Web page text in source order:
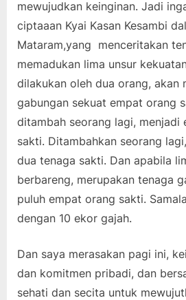
mewujudkan keinginan. Jadi
ciptaaan Kyai Kasan Kesambi
Mataram,yang menceritakan
memadukan lima unsur
dilakukan oleh dua orang, akan
gabungan sekuat empat orang
ditambah seorang lagi, menjadi
sakti. Ditambahkan seorang
dua tenaga sakti. Dan apabila
berbareng, merupakan tenaga
puluh empat orang sakti.
dengan 10 ekor gajah.
Dan saya merasakan pagi ini,
dan komitmen pribadi, dan
sehati dan secita untuk